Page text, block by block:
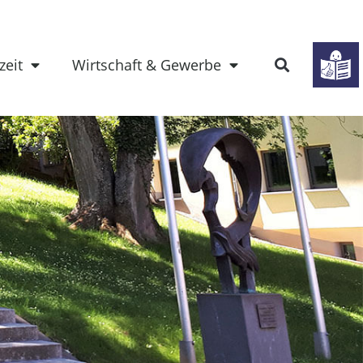
Wirtschaft & Gewerbe